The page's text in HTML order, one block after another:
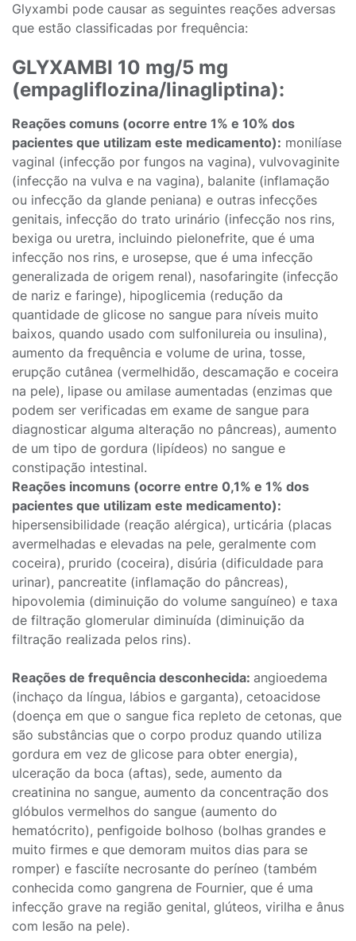
Glyxambi pode causar as seguintes reações adversas
que estão classificadas por frequência:
GLYXAMBI 10 mg/5 mg
(empagliflozina/linagliptina):
Reações comuns (ocorre entre 1% e 10% dos
pacientes que utilizam este medicamento): monilíase
vaginal (infecção por fungos na vagina), vulvovaginite
(infecção na vulva e na vagina), balanite (inflamação
ou infecção da glande peniana) e outras infecções
genitais, infecção do trato urinário (infecção nos rins,
bexiga ou uretra, incluindo pielonefrite, que é uma
infecção nos rins, e urosepse, que é uma infecção
generalizada de origem renal), nasofaringite (infecção
de nariz e faringe), hipoglicemia (redução da
quantidade de glicose no sangue para níveis muito
baixos, quando usado com sulfonilureia ou insulina),
aumento da frequência e volume de urina, tosse,
erupção cutânea (vermelhidão, descamação e coceira
na pele), lipase ou amilase aumentadas (enzimas que
podem ser verificadas em exame de sangue para
diagnosticar alguma alteração no pâncreas), aumento
de um tipo de gordura (lipídeos) no sangue e
constipação intestinal.
Reações incomuns (ocorre entre 0,1% e 1% dos
pacientes que utilizam este medicamento):
hipersensibilidade (reação alérgica), urticária (placas
avermelhadas e elevadas na pele, geralmente com
coceira), prurido (coceira), disúria (dificuldade para
urinar), pancreatite (inflamação do pâncreas),
hipovolemia (diminuição do volume sanguíneo) e taxa
de filtração glomerular diminuída (diminuição da
filtração realizada pelos rins).
Reações de frequência desconhecida: angioedema
(inchaço da língua, lábios e garganta), cetoacidose
(doença em que o sangue fica repleto de cetonas, que
são substâncias que o corpo produz quando utiliza
gordura em vez de glicose para obter energia),
ulceração da boca (aftas), sede, aumento da
creatinina no sangue, aumento da concentração dos
glóbulos vermelhos do sangue (aumento do
hematócrito), penfigoide bolhoso (bolhas grandes e
muito firmes e que demoram muitos dias para se
romper) e fasciíte necrosante do períneo (também
conhecida como gangrena de Fournier, que é uma
infecção grave na região genital, glúteos, virilha e ânus
com lesão na pele).